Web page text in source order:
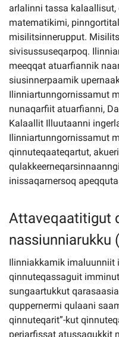
arlalinni tassa
matematikimi,
misilitsinnerupput.
sivisussuseqarpoq.
meeqqat atuarfiannik
siusinnerpaamik
Ilinniartunngornissamut
nunaqarfiit atuarfianni,
Kalaallit Illuutaanni
Ilinniartunngornissamut
qinnuteqaateqartut,
inissaqarnersoq
Attaveqaatitigut
nassiunniarukku
Ilinniakkamik imaluunniit
qinnuteqassaguit
sungaartukkut
quppernermi qulaani
qinnuteqarit”-kut
periarfissat atussagukkit